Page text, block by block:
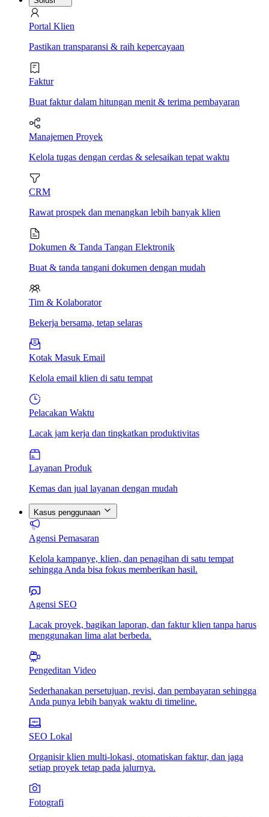
Portal Klien
Pastikan transparansi & raih kepercayaan
Faktur
Buat faktur dalam hitungan menit & terima pembayaran
Manajemen Proyek
Kelola tugas dengan cerdas & selesaikan tepat waktu
CRM
Rawat prospek dan menangkan lebih banyak klien
Dokumen & Tanda Tangan Elektronik
Buat & tanda tangani dokumen dengan mudah
Tim & Kolaborator
Bekerja bersama, tetap selaras
Kotak Masuk Email
Kelola email klien di satu tempat
Pelacakan Waktu
Lacak jam kerja dan tingkatkan produktivitas
Layanan Produk
Kemas dan jual layanan dengan mudah
Kasus penggunaan
Agensi Pemasaran
Kelola kampanye, klien, dan penagihan di satu tempat
sehingga Anda bisa fokus memberikan hasil.
Agensi SEO
Lacak proyek, bagikan laporan, dan faktur klien tanpa harus
menggunakan lima alat berbeda.
Pengeditan Video
Sederhanakan persetujuan, revisi, dan pembayaran sehingga
Anda punya lebih banyak waktu di timeline.
SEO Lokal
Organisir klien multi-lokasi, otomatiskan faktur, dan jaga
setiap proyek tetap pada jalurnya.
Fotografi